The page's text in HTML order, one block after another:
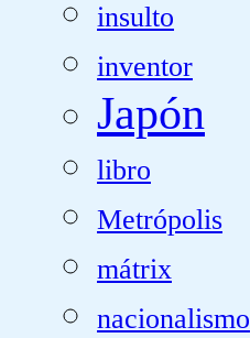
insulto
inventor
Japón
libro
Metrópolis
mátrix
nacionalismo